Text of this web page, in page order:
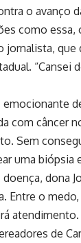
o avanço
como
que
“Cansei
com câncer
Sem
uma biópsia
dona
Entre o
atendimento.
de